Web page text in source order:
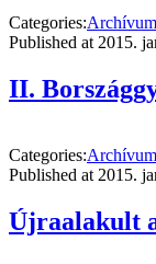
Categories:Archívum
Published at 2015.
II.
Categories:Archívum
Published at 2015.
Újraalakult